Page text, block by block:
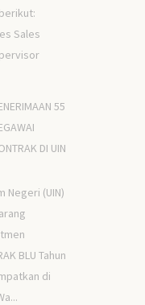
Sales
55
DI UIN
Negeri (UIN)
BLU Tahun
di